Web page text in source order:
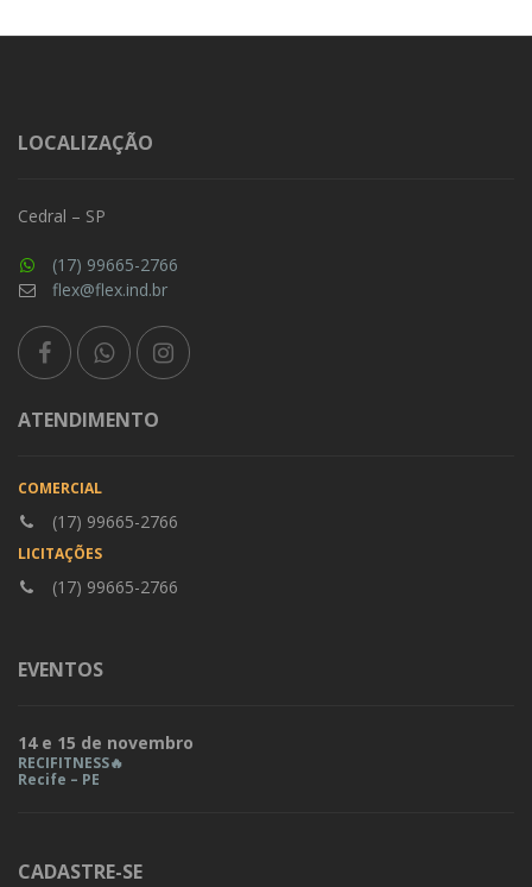
LOCALIZAÇÃO
Cedral – SP
(17) 99665-2766
flex@flex.ind.br
ATENDIMENTO
COMERCIAL
(17) 99665-2766
LICITAÇÕES
(17) 99665-2766
EVENTOS
14 e 15 de novembro
RECIFITNESS🔥
Recife – PE
CADASTRE-SE